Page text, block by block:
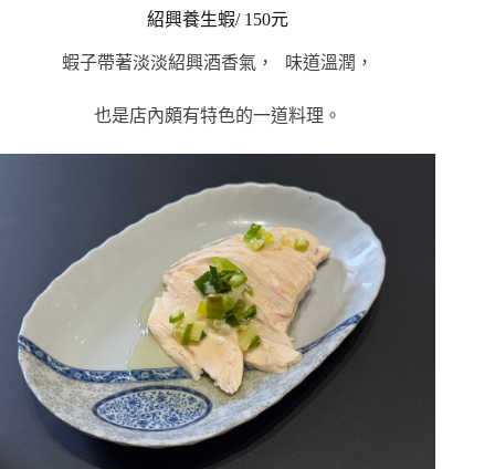
紹興養生蝦/ 150元
蝦子帶著淡淡紹興酒香氣， 味道溫潤，
也是店內頗有特色的一道料理。